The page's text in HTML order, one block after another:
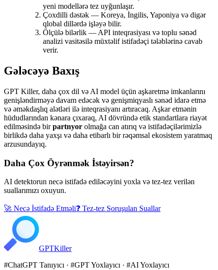
yeni modellərə tez uyğunlaşır.
Çoxdilli dəstək — Koreya, İngilis, Yaponiya və digər
qlobal dillərdə işləyə bilir.
Ölçülə bilərlik — API inteqrasiyası və toplu sənəd
analizi vasitəsilə müxtəlif istifadəçi tələblərinə cavab
verir.
Gələcəyə Baxış
GPT Killer, daha çox dil və AI model üçün aşkaretmə imkanlarını
genişləndirməyə davam edəcək və genişmiqyaslı sənəd idarə etmə
və əməkdaşlıq alətləri ilə inteqrasiyanı artıracaq. Aşkar etmənin
hüdudlarından kənara çıxaraq, AI dövründə etik standartlara riayət
edilməsində birpartnyor olmağa can atırıq və istifadəçilərimizlə
birlikdə daha yaxşı və daha etibarlı bir rəqəmsal ekosistem yaratmaq
arzusundayıq.
Daha Çox Öyrənmək İstəyirsən?
AI detektorun necə istifadə ediləcəyini yoxla və tez-tez verilən
suallarımızı oxuyun.
🚀 Necə İstifadə Etməli❓ Tez-tez Soruşulan Suallar
GPTKiller
#ChatGPT Tanıyıcı · #GPT Yoxlayıcı · #AI Yoxlayıcı